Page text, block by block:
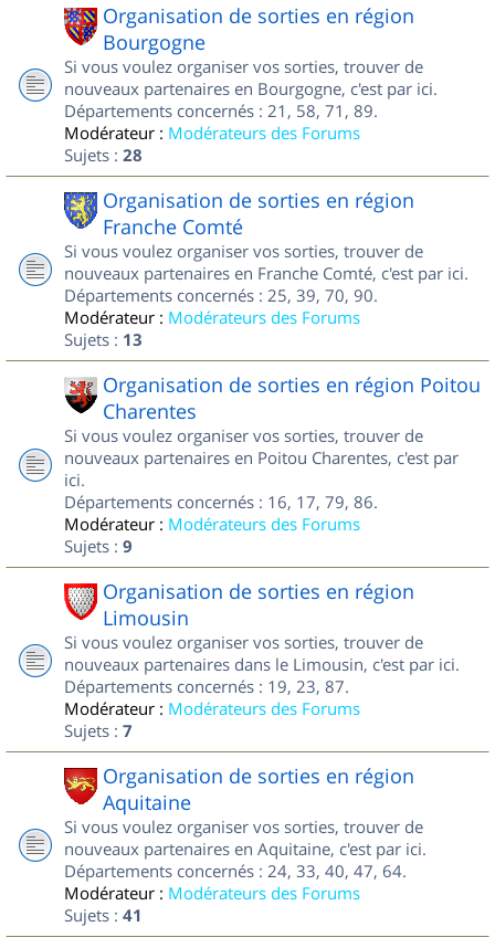
Organisation de sorties en région
Bourgogne
Si vous voulez organiser vos sorties, trouver de
nouveaux partenaires en Bourgogne, c'est par ici.
Départements concernés : 21, 58, 71, 89.
Modérateur : Modérateurs des Forums
Sujets : 28
Organisation de sorties en région
Franche Comté
Si vous voulez organiser vos sorties, trouver de
nouveaux partenaires en Franche Comté, c'est par ici.
Départements concernés : 25, 39, 70, 90.
Modérateur : Modérateurs des Forums
Sujets : 13
Organisation de sorties en région Poitou
Charentes
Si vous voulez organiser vos sorties, trouver de
nouveaux partenaires en Poitou Charentes, c'est par
ici.
Départements concernés : 16, 17, 79, 86.
Modérateur : Modérateurs des Forums
Sujets : 9
Organisation de sorties en région
Limousin
Si vous voulez organiser vos sorties, trouver de
nouveaux partenaires dans le Limousin, c'est par ici.
Départements concernés : 19, 23, 87.
Modérateur : Modérateurs des Forums
Sujets : 7
Organisation de sorties en région
Aquitaine
Si vous voulez organiser vos sorties, trouver de
nouveaux partenaires en Aquitaine, c'est par ici.
Départements concernés : 24, 33, 40, 47, 64.
Modérateur : Modérateurs des Forums
Sujets : 41